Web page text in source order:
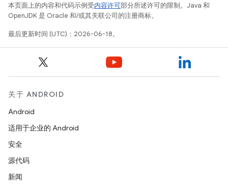
本页面上的内容和代码示例受内容许可部分所述许可的限制。Java 和
OpenJDK 是 Oracle 和/或其关联公司的注册商标。
最后更新时间 (UTC)：2026-06-18。
关于 ANDROID
Android
适用于企业的 Android
安全
源代码
新闻